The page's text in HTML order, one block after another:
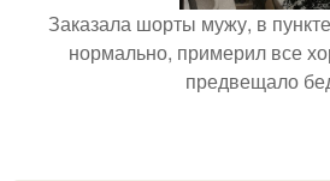
Заказала шорты мужу, в
нормально, примерил все
предвещало